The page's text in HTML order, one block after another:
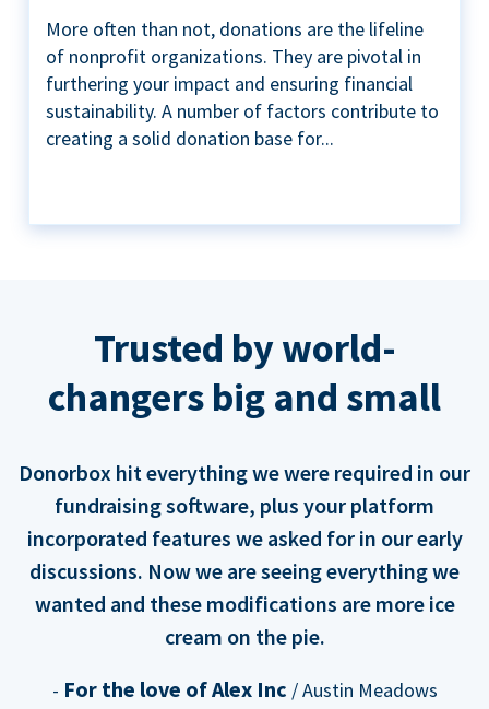
More often than not, donations are the lifeline
of nonprofit organizations. They are pivotal in
furthering your impact and ensuring financial
sustainability. A number of factors contribute to
creating a solid donation base for...
Trusted by world-
changers big and small
Donorbox hit everything we were required in our
fundraising software, plus your platform
incorporated features we asked for in our early
discussions. Now we are seeing everything we
wanted and these modifications are more ice
cream on the pie.
- For the love of Alex Inc / Austin Meadows